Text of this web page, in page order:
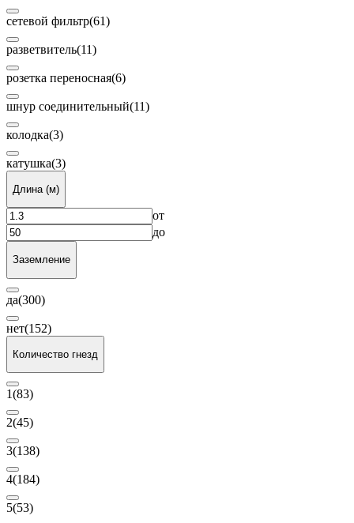
сетевой фильтр(61)
разветвитель(11)
розетка переносная(6)
шнур соединительный(11)
колодка(3)
катушка(3)
Длина (м)
от
до
Заземление
да(300)
нет(152)
Количество гнезд
1(83)
2(45)
3(138)
4(184)
5(53)